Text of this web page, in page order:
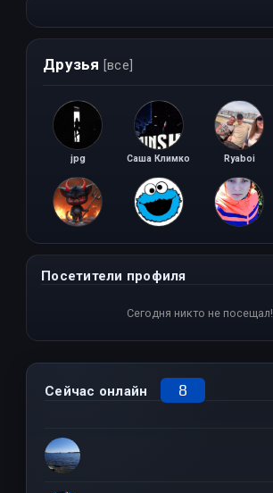
Друзья [все]
jpg Саша Климко Ryaboi
Посетители профиля
Сегодня никто не посещал!
Сейчас онлайн 8